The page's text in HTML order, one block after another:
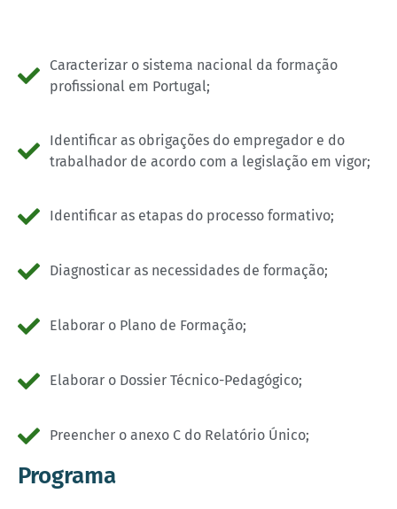
Caracterizar o sistema nacional da formação
profissional em Portugal;
Identificar as obrigações do empregador e do
trabalhador de acordo com a legislação em vigor;
Identificar as etapas do processo formativo;
Diagnosticar as necessidades de formação;
Elaborar o Plano de Formação;
Elaborar o Dossier Técnico-Pedagógico;
Preencher o anexo C do Relatório Único;
Programa